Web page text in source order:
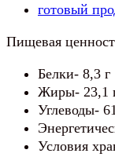
готовый
Пищевая
Белки- 8,3 г
Жиры- 23,1
Углеводы-
Условия